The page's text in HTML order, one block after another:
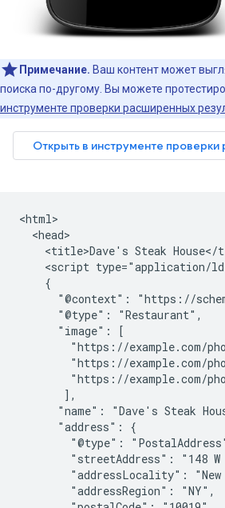
Примечание. Ваш контент может
поиска по-другому. Вы можете
инструменте проверки расширенных
<html>
  <head>
<title>Dave's Steak House</
<script type="application/
    {
"@context": "https://
      "@type": "Restaurant",
      "image": [
"https://example.com/
"https://example.com/
"https://example.com/
       ],
"name": "Dave's Steak
      "address": {
"@type":
"streetAddress": "148 W
"addressLocality": "New
        "addressRegion": "NY",